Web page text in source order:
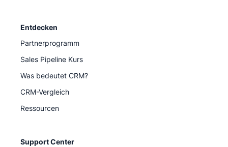
Entdecken
Partnerprogramm
Sales Pipeline Kurs
Was bedeutet CRM?
CRM-Vergleich
Ressourcen
Support Center